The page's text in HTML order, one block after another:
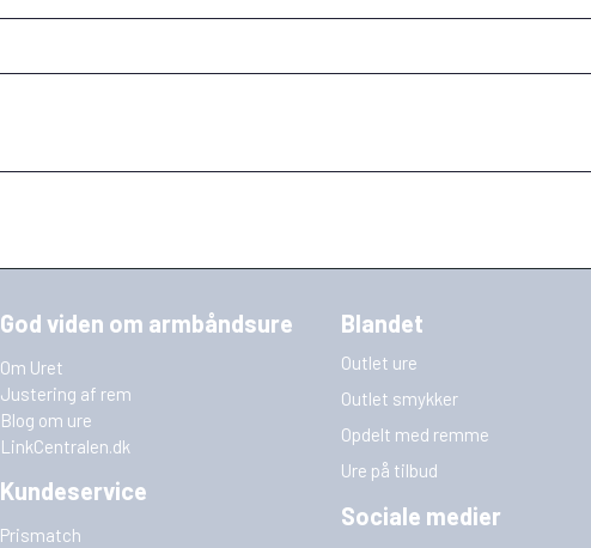
God viden om armbåndsure
Om Uret
Justering af rem
Blog om ure
LinkCentralen.dk
Kundeservice
Prismatch
Blandet
Outlet ure
Outlet smykker
Opdelt med remme
Ure på tilbud
Sociale medier